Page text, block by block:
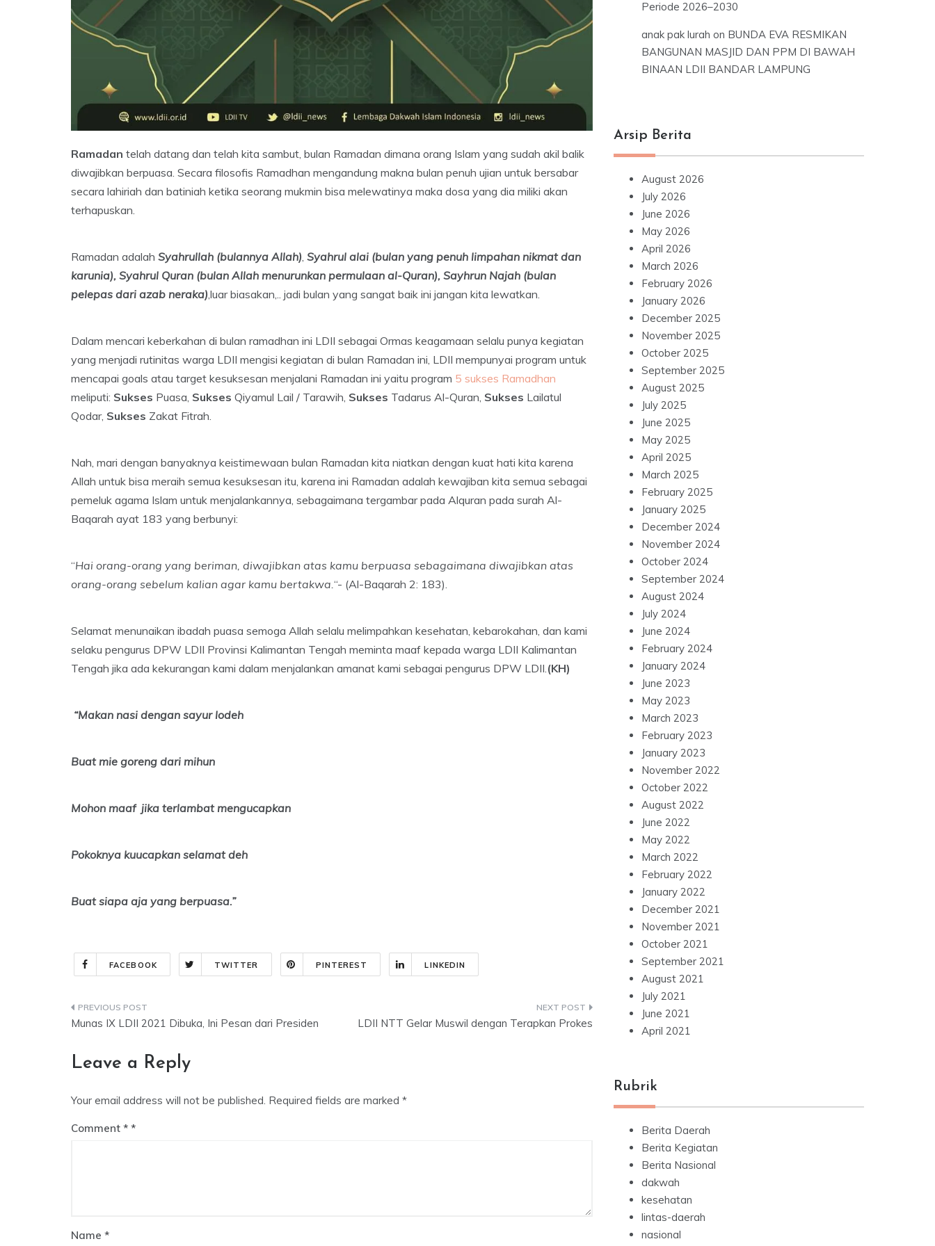
Ramadan telah datang dan telah kita sambut, bulan Ramadan dimana orang Islam yang sudah akil balik
diwajibkan berpuasa. Secara filosofis Ramadhan mengandung makna bulan penuh ujian untuk bersabar
secara lahiriah dan batiniah ketika seorang mukmin bisa melewatinya maka dosa yang dia miliki akan
terhapuskan.
Ramadan adalah Syahrullah (bulannya Allah) Syahrul alai (bulan yang penuh limpahan nikmat dan
karunia), Syahrul Quran (bulan Allah menurunkan permulaan al-Quran), Sayhrun Najah (bulan
pelepas dari azab neraka) ,luar biasakan,.. jadi bulan yang sangat baik ini jangan kita lewatkan.
Dalam mencari keberkahan di bulan ramadhan ini LDII sebagai Ormas keagamaan selalu punya kegiatan
yang menjadi rutinitas warga LDII mengisi kegiatan di bulan Ramadan ini, LDII mempunyai program untuk
mencapai goals atau target kesuksesan menjalani Ramadan ini yaitu program 5 sukses Ramadhan
meliputi: Sukses Puasa, Sukses Qiyamul Lail / Tarawih, Sukses Tadarus Al-Quran, Sukses Lailatul
Qodar, Sukses Zakat Fitrah.
Nah, mari dengan banyaknya keistimewaan bulan Ramadan kita niatkan dengan kuat hati kita karena
Allah untuk bisa meraih semua kesuksesan itu, karena ini Ramadan adalah kewajiban kita semua sebagai
pemeluk agama Islam untuk menjalankannya, sebagaimana tergambar pada Alquran pada surah Al-
Baqarah ayat 183 yang berbunyi:
“Hai orang-orang yang beriman, diwajibkan atas kamu berpuasa sebagaimana diwajibkan atas
orang-orang sebelum kalian agar kamu bertakwa. “- (Al-Baqarah 2: 183).
Selamat menunaikan ibadah puasa semoga Allah selalu melimpahkan kesehatan, kebarokahan, dan kami
selaku pengurus DPW LDII Provinsi Kalimantan Tengah meminta maaf kepada warga LDII Kalimantan
Tengah jika ada kekurangan kami dalam menjalankan amanat kami sebagai pengurus DPW LDII. (KH)
“Makan nasi dengan sayur lodeh
Buat mie goreng dari mihun
Mohon maaf jika terlambat mengucapkan
Pokoknya kuucapkan selamat deh
Buat siapa aja yang berpuasa.”
FACEBOOK TWITTER PINTEREST LINKEDIN
Post
Munas IX LDII 2021 Dibuka, Ini Pesan dari Presiden LDII NTT Gelar Muswil dengan Terapkan Prokes
Leave a Reply
Your email address will not be published. Required fields are marked *
Comment *
Name *
Periode 2026–2030
anak pak lurah on BUNDA EVA RESMIKAN
BANGUNAN MASJID DAN PPM DI BAWAH
BINAAN LDII BANDAR LAMPUNG
Arsip Berita
August 2026
July 2026
June 2026
May 2026
April 2026
March 2026
February 2026
January 2026
December 2025
November 2025
October 2025
September 2025
August 2025
July 2025
June 2025
May 2025
April 2025
March 2025
February 2025
January 2025
December 2024
November 2024
October 2024
September 2024
August 2024
July 2024
June 2024
February 2024
January 2024
June 2023
May 2023
March 2023
February 2023
January 2023
November 2022
October 2022
August 2022
June 2022
May 2022
March 2022
February 2022
January 2022
December 2021
November 2021
October 2021
September 2021
August 2021
July 2021
June 2021
April 2021
Rubrik
Berita Daerah
Berita Kegiatan
Berita Nasional
dakwah
kesehatan
lintas-daerah
nasional